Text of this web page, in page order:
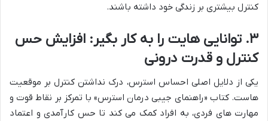
کنترل بیشتری بر زندگی خود داشته باشند.
۳. توانایی هایت را به کار بگیر: افزایش حس
کنترل و قدرت درونی
یکی از دلایل اصلی احساس استرس، درک نداشتن کنترل بر موقعیت
هاست. کتاب «راهنمای جیبی درمان استرس» با تمرکز بر نقاط قوت و
مهارت های فردی، به افراد کمک می کند تا حس کارآمدی و اعتماد